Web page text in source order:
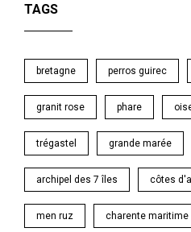
TAGS
bretagne perros guirec
granit rose phare
trégastel grande marée
archipel des 7 îles côtes
men ruz charente maritime